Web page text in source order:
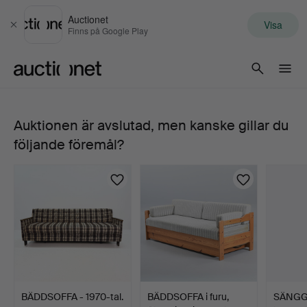
Stäng
Auctionet
Finns på Google Play Visa
BÄDDFÅTÖLJ,
Auktionen är avslutad, men kanske gillar du
följande föremål?
BÄDDSOFFA - 1970-tal.
BÄDDSOFFA i furu,